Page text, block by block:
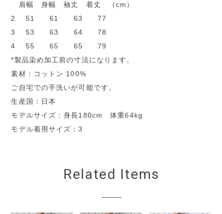
肩幅 身幅 袖丈 着丈 （cm）
2 51 61 63 77
3 53 63 64 78
4 55 65 65 79
*製品染め加工前の寸法になります。
素材：コットン 100%
ご自宅での手洗いが可能です。
生産国：日本
モデルサイズ：身長180cm 体重64kg
モデル着用サイズ：3
Related Items